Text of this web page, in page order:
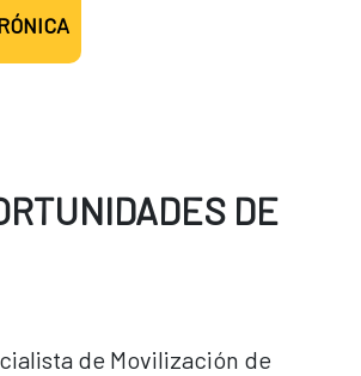
DE
de Movilización de